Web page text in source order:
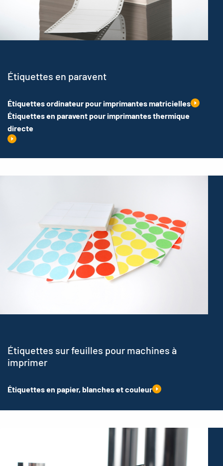
Étiquettes en paravent
Étiquettes ordinateur pour imprimantes matricielles
Étiquettes en paravent pour imprimantes thermique
directe
Étiquettes sur feuilles pour machines à
imprimer
Étiquettes en papier, blanches et couleur